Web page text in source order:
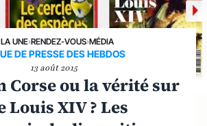
UNE›RENDEZ-VOUS›MÉDIA
DE PRESSE DES HEBDOS
13 août 2015
Corse ou la vérité sur
Louis XIV ? Les